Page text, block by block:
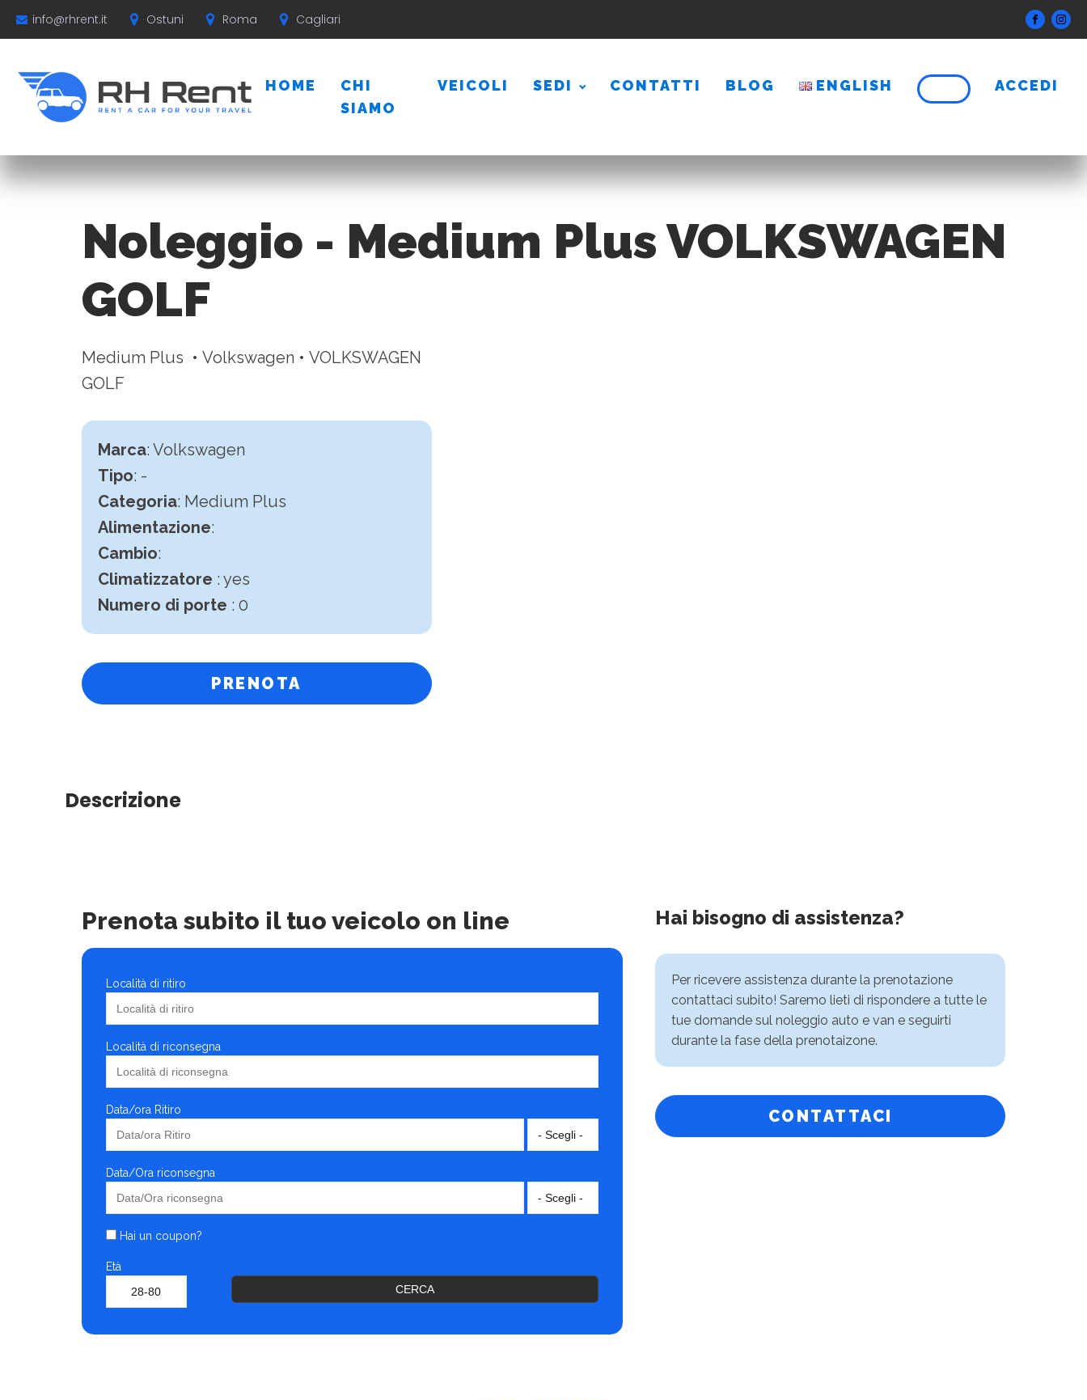
info@rhrent.it Ostuni Roma Cagliari
HOME
CHI
SIAMO
VEICOLI SEDI CONTATTI BLOG ENGLISH ACCEDI
Noleggio - Medium Plus VOLKSWAGEN
GOLF
Medium Plus • Volkswagen • VOLKSWAGEN
GOLF
Marca: Volkswagen
Tipo: -
Categoria: Medium Plus
Alimentazione:
Cambio:
Climatizzatore : yes
Numero di porte : 0
PRENOTA
Descrizione
Prenota subito il tuo veicolo on line
Località di ritiro
Località di riconsegna
Data/ora Ritiro
Data/Ora riconsegna
Hai un coupon?
Età
CERCA
Hai bisogno di assistenza?
Per ricevere assistenza durante la prenotazione
contattaci subito! Saremo lieti di rispondere a tutte le
tue domande sul noleggio auto e van e seguirti
durante la fase della prenotaizone.
CONTATTACI